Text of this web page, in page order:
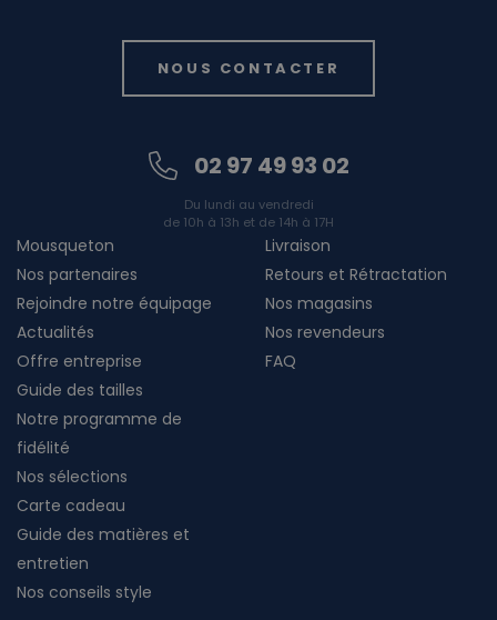
NOUS CONTACTER
02 97 49 93 02
Du lundi au vendredi
de 10h à 13h et de 14h à 17H
Mousqueton
Nos partenaires
Rejoindre notre équipage
Actualités
Offre entreprise
Livraison
Retours et Rétractation
Nos magasins
Nos revendeurs
FAQ
Guide des tailles
Notre programme de
fidélité
Nos sélections
Carte cadeau
Guide des matières et
entretien
Nos conseils style